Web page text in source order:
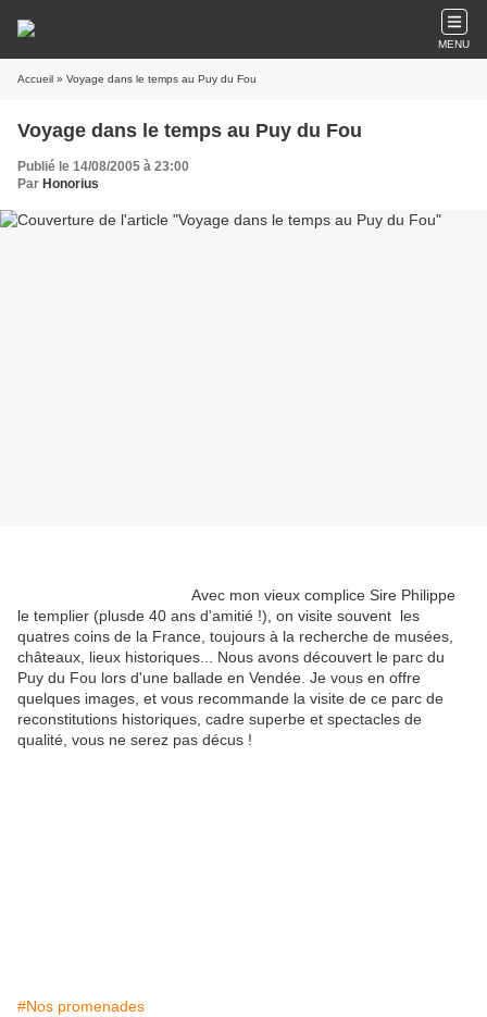
MENU
Accueil » Voyage dans le temps au Puy du Fou
Voyage dans le temps au Puy du Fou
Publié le 14/08/2005 à 23:00
Par Honorius
Avec mon vieux complice Sire Philippe
le templier (plusde 40 ans d'amitié !), on visite souvent les
quatres coins de la France, toujours à la recherche de musées,
châteaux, lieux historiques... Nous avons découvert le parc du
Puy du Fou lors d'une ballade en Vendée. Je vous en offre
quelques images, et vous recommande la visite de ce parc de
reconstitutions historiques, cadre superbe et spectacles de
qualité, vous ne serez pas décus !
#Nos promenades